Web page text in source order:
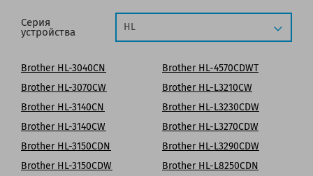
Серия
устройства HL
Brother HL-3040CN
Brother HL-3070CW
Brother HL-3140CN
Brother HL-3140CW
Brother HL-3150CDN
Brother HL-3150CDW
Brother HL-4570CDWT
Brother HL-L3210CW
Brother HL-L3230CDW
Brother HL-L3270CDW
Brother HL-L3290CDW
Brother HL-L8250CDN